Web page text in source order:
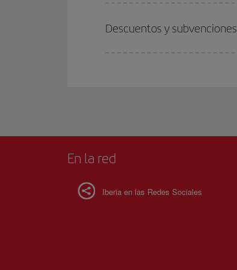
Descuentos y subvenciones
En la red
Iberia en las Redes Sociales